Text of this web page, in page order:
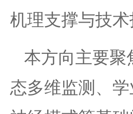
机理支撑与技术
本方向主要聚
态多维监测、